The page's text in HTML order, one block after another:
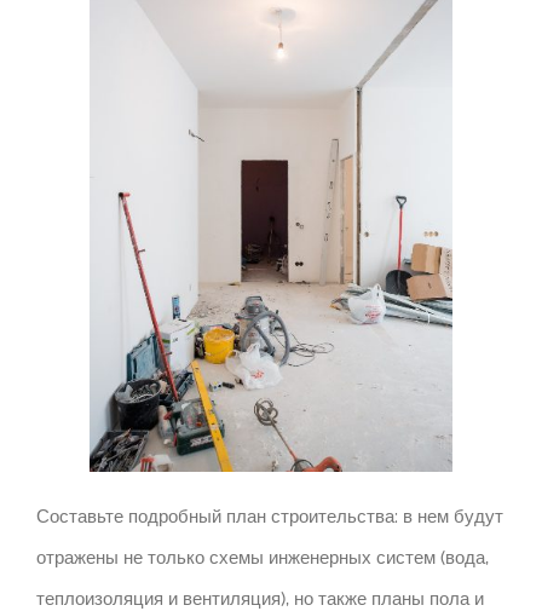
Составьте подробный план строительства: в нем будут
отражены не только схемы инженерных систем (вода,
теплоизоляция и вентиляция), но также планы пола и